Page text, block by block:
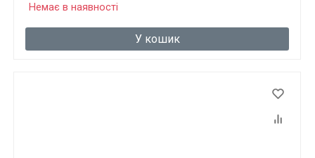
Немає в наявності
У кошик